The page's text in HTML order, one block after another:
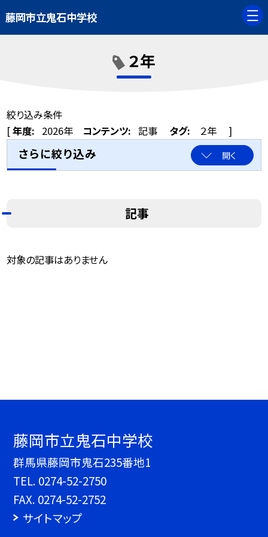
藤岡市立鬼石中学校
２年
絞り込み条件
[年度: 2026年 コンテンツ: 記事 タグ: ２年 ]
さらに絞り込み 開く
記事
対象の記事はありません
藤岡市立鬼石中学校
群馬県藤岡市鬼石235番地1
TEL. 0274-52-2750
FAX. 0274-52-2752
サイトマップ